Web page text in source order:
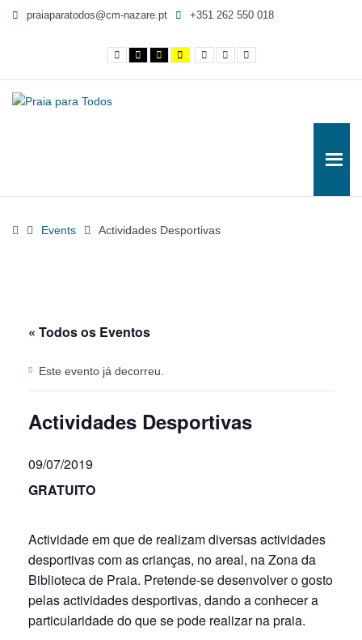
Actividades
para
Todos
praiaparatodos@cm-nazare.pt +351 262 550 018
Contraste
normal
Contraste
preto
branco
Contraste
preto
amarelo
Yellow
and
contrast
Smaller
Font
Letra
por maior
HomeEvents Actividades Desportivas
« Todos os Eventos
Este evento já decorreu.
Actividades Desportivas
09/07/2019
GRATUITO
Actividade em que de realizam diversas actividades
desportivas com as crianças, no areal, na Zona da
Biblioteca de Praia. Pretende-se desenvolver o gosto
pelas actividades desportivas, dando a conhecer a
particularidade do que se pode realizar na praia.